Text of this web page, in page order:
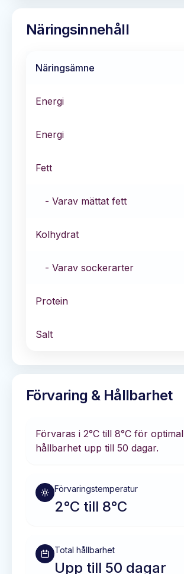
Näringsinnehåll
Näringsämne
Energi
Energi
Fett
- Varav mättat fett
Kolhydrat
- Varav sockerarter
Protein
Salt
Förvaring & Hållbarhet
Förvaras i 2°C till 8°C för optimal
hållbarhet upp till 50 dagar.
Förvaringstemperatur
2°C till 8°C
Total hållbarhet
Upp till 50 dagar